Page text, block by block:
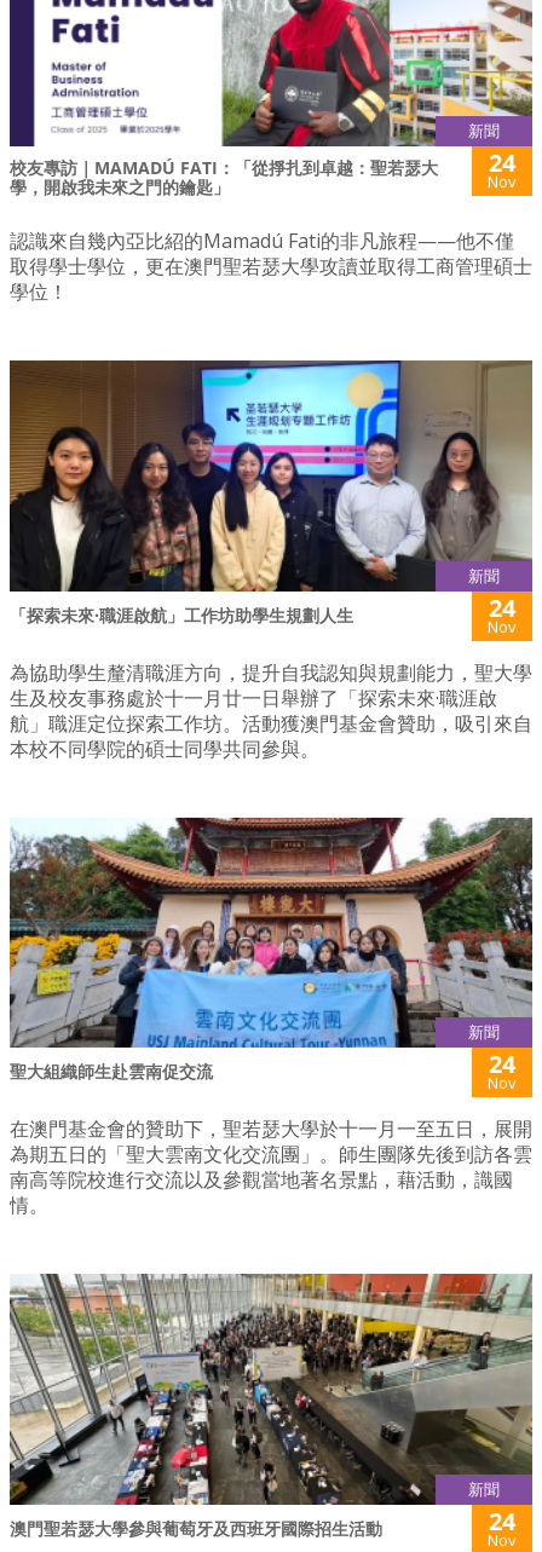
新聞
校友專訪｜MAMADÚ FATI：「從掙扎到卓越：聖若瑟大
學，開啟我未來之門的鑰匙」
24
Nov
認識來自幾內亞比紹的Mamadú Fati的非凡旅程——他不僅
取得學士學位，更在澳門聖若瑟大學攻讀並取得工商管理碩士
學位！
新聞
「探索未來·職涯啟航」工作坊助學生規劃人生 24
Nov
為協助學生釐清職涯方向，提升自我認知與規劃能力，聖大學
生及校友事務處於十一月廿一日舉辦了「探索未來·職涯啟
航」職涯定位探索工作坊。活動獲澳門基金會贊助，吸引來自
本校不同學院的碩士同學共同參與。
新聞
聖大組織師生赴雲南促交流 24
Nov
在澳門基金會的贊助下，聖若瑟大學於十一月一至五日，展開
為期五日的「聖大雲南文化交流團」。師生團隊先後到訪各雲
南高等院校進行交流以及參觀當地著名景點，藉活動，識國
情。
新聞
澳門聖若瑟大學參與葡萄牙及西班牙國際招生活動 24
Nov